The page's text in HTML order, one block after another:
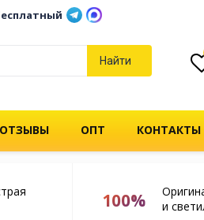
Найти
ОПТ КОНТАКТЫ
100%
и